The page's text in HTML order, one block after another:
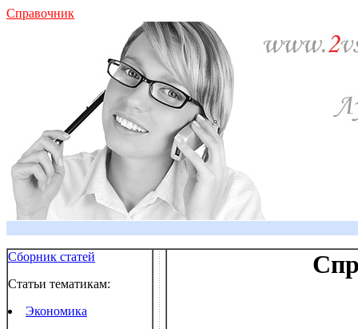
Справочник
Сборник статей
Статьи тематикам:
Экономика